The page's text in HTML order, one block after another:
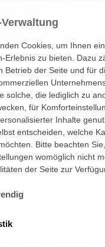
von Menschen
erforderlich,
aber auch für
Mittwoch von
Einstieg jederzeit
10er
bzw. €100,--/
Cookies, um Ihnen
Erlebnis zu bieten. Dazu
Betrieb der Seite und für
solche, die lediglich zu
für
Inhalte
entscheiden, welche
Bitte beachten
womöglich nicht
der Seite zur